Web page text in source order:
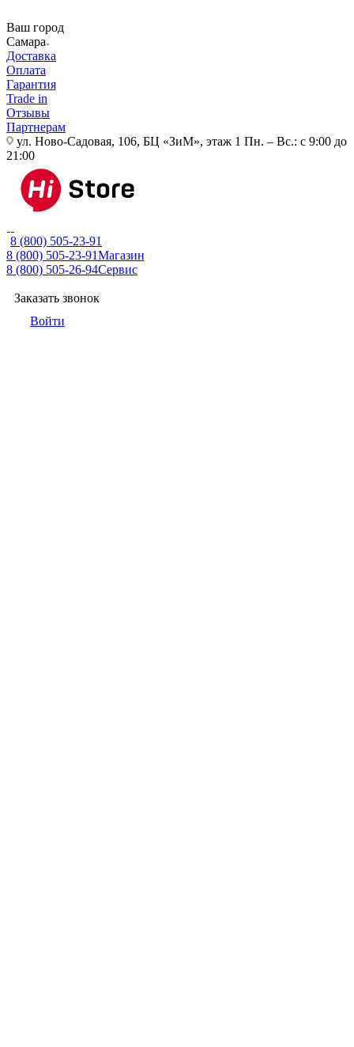
Ваш город
Самара
Доставка
Оплата
Гарантия
Trade in
Отзывы
Партнерам
ул. Ново-Садовая, 106, БЦ «ЗиМ», этаж 1 Пн. – Вс.: с 9:00 до
21:00
8 (800) 505-23-91
8 (800) 505-23-91Магазин
8 (800) 505-26-94Сервис
Заказать звонок
Войти